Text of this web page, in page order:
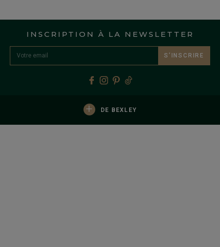
INSCRIPTION À LA NEWSLETTER
S’INSCRIRE
+ DE BEXLEY